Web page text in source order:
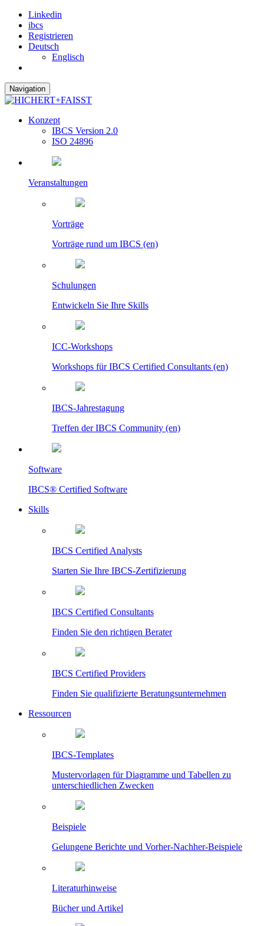
Linkedin
ibcs
Registrieren
Deutsch
Englisch
Navigation
Konzept
IBCS Version 2.0
ISO 24896
Veranstaltungen
Vorträge
Vorträge rund um IBCS (en)
Schulungen
Entwickeln Sie Ihre Skills
ICC-Workshops
Workshops für IBCS Certified Consultants (en)
IBCS-Jahrestagung
Treffen der IBCS Community (en)
Software
IBCS® Certified Software
Skills
IBCS Certified Analysts
Starten Sie Ihre IBCS-Zertifizierung
IBCS Certified Consultants
Finden Sie den richtigen Berater
IBCS Certified Providers
Finden Sie qualifizierte Beratungsunternehmen
Ressourcen
IBCS-Templates
Mustervorlagen für Diagramme und Tabellen zu
unterschiedlichen Zwecken
Beispiele
Gelungene Berichte und Vorher-Nachher-Beispiele
Literaturhinweise
Bücher und Artikel